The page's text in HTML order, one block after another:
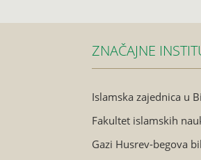
ZNAČAJNE
Islamska zajednica u
Fakultet islamskih
Gazi Husrev-begova